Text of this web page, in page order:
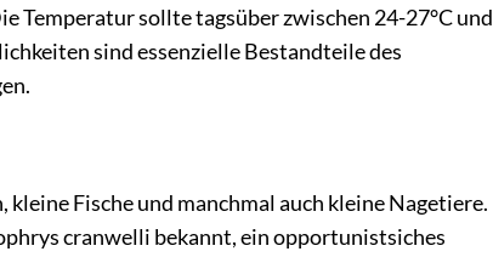
Temperatur sollte tagsüber zwischen 24-27°C und
sind essenzielle Bestandteile des
Fische und manchmal auch kleine Nagetiere.
cranwelli bekannt, ein opportunistsiches